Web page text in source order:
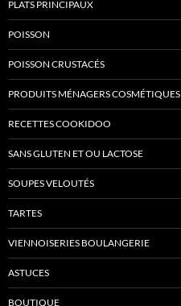
PLATS PRINCIPAUX
POISSON
POISSON CRUSTACÉS
PRODUITS MÉNAGERS COSMÉTIQUES
RECETTES COOKIDOO
SANS GLUTEN ET OU LACTOSE
SOUPES VELOUTÉS
TARTES
VIENNOISERIES BOULANGERIE
ASTUCES
BOUTIQUE